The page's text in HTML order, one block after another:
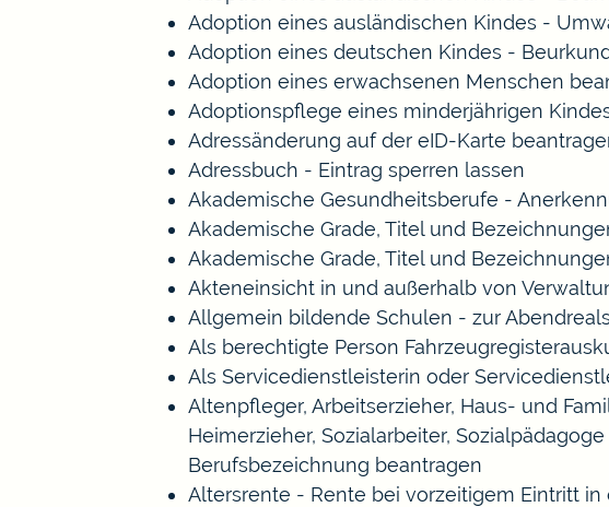
Adoption eines ausländischen Kindes -
Adoption eines deutschen Kindes -
Adoption eines erwachsenen Menschen
Adoptionspflege eines minderjährigen
Adressänderung auf der eID-Karte
Adressbuch - Eintrag sperren lassen
Akademische Gesundheitsberufe -
Akademische Grade, Titel und
Akademische Grade, Titel und
Akteneinsicht in und außerhalb von
Allgemein bildende Schulen - zur
Als berechtigte Person
Als Servicedienstleisterin oder
Altenpfleger, Arbeitserzieher, Haus- und
Heimerzieher, Sozialarbeiter,
Berufsbezeichnung beantragen
Altersrente - Rente bei vorzeitigem Eintritt